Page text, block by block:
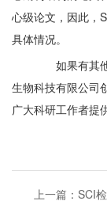
心级论文，因此，
具体情况。
如果有其他
生物科技有限公司
广大科研工作者提
上一篇： SCI